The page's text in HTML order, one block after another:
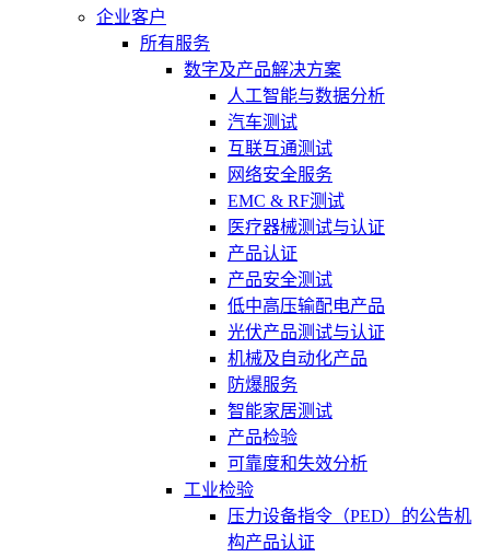
企业客户
所有服务
数字及产品解决方案
人工智能与数据分析
汽车测试
互联互通测试
网络安全服务
EMC & RF测试
医疗器械测试与认证
产品认证
产品安全测试
低中高压输配电产品
光伏产品测试与认证
机械及自动化产品
防爆服务
智能家居测试
产品检验
可靠度和失效分析
工业检验
压力设备指令（PED）的公告机
构产品认证